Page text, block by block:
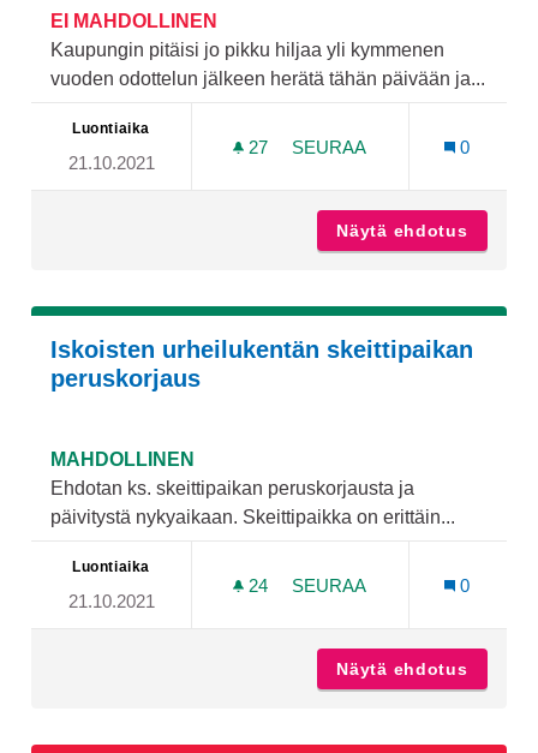
EI MAHDOLLINEN
Kaupungin pitäisi jo pikku hiljaa yli kymmenen
vuoden odottelun jälkeen herätä tähän päivään ja...
Luontiaika
21.10.2021
27 27 SEURAAJAA
SEURAA
0
Näytä ehdotus
Iskoisten urheilukentän skeittipaikan
peruskorjaus
MAHDOLLINEN
Ehdotan ks. skeittipaikan peruskorjausta ja
päivitystä nykyaikaan. Skeittipaikka on erittäin...
Luontiaika
21.10.2021
24 24 SEURAAJAA
SEURAA
0
Näytä ehdotus